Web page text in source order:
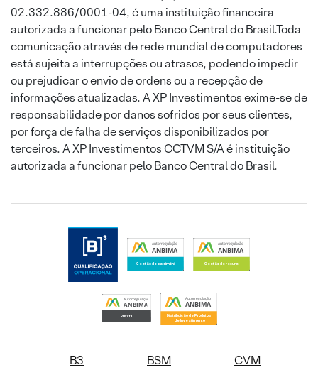
02.332.886/0001-04, é uma instituição financeira
autorizada a funcionar pelo Banco Central do Brasil.Toda
comunicação através de rede mundial de computadores
está sujeita a interrupções ou atrasos, podendo impedir
ou prejudicar o envio de ordens ou a recepção de
informações atualizadas. A XP Investimentos exime-se de
responsabilidade por danos sofridos por seus clientes,
por força de falha de serviços disponibilizados por
terceiros. A XP Investimentos CCTVM S/A é instituição
autorizada a funcionar pelo Banco Central do Brasil.
B3 BSM CVM